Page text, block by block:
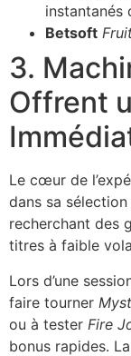
instantanés
Betsoft
3.
Offrent
Le cœur de
dans sa
recherchant des
titres à faible
Lors d’une
faire tourner
ou à tester Fire
bonus rapides.